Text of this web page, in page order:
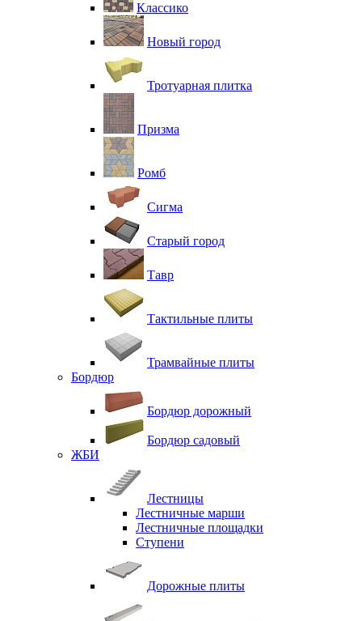
Классико
Новый город
Тротуарная плитка
Призма
Ромб
Сигма
Старый город
Тавр
Тактильные плиты
Трамвайные плиты
Бордюр
Бордюр дорожный
Бордюр садовый
ЖБИ
Лестницы
Лестничные марши
Лестничные площадки
Ступени
Дорожные плиты